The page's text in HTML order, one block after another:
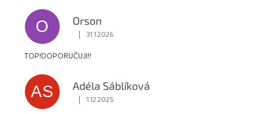
O
Orson
Hodnocení obchodu je 5 z 5 hvězdiček.
| 31.1.2026
TOP!DOPORUČUJI!!
AS
Adéla Sáblíková
Hodnocení obchodu je 5 z 5 hvězdiček.
| 1.12.2025